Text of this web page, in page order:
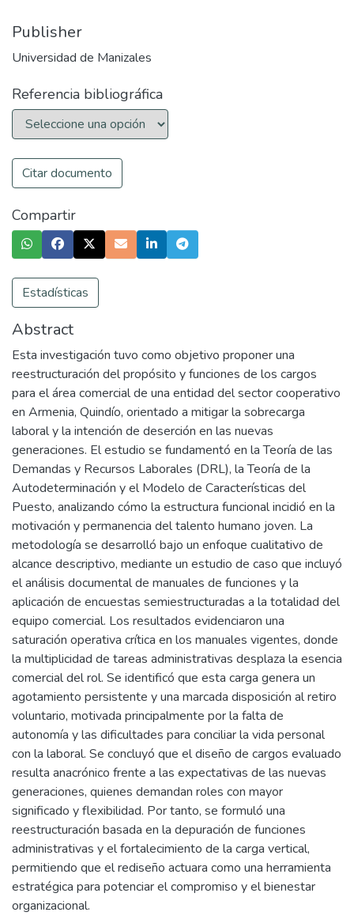
Publisher
Universidad de Manizales
Referencia bibliográfica
Citar documento
Compartir
Estadísticas
Abstract
Esta investigación tuvo como objetivo proponer una
reestructuración del propósito y funciones de los cargos
para el área comercial de una entidad del sector cooperativo
en Armenia, Quindío, orientado a mitigar la sobrecarga
laboral y la intención de deserción en las nuevas
generaciones. El estudio se fundamentó en la Teoría de las
Demandas y Recursos Laborales (DRL), la Teoría de la
Autodeterminación y el Modelo de Características del
Puesto, analizando cómo la estructura funcional incidió en la
motivación y permanencia del talento humano joven. La
metodología se desarrolló bajo un enfoque cualitativo de
alcance descriptivo, mediante un estudio de caso que incluyó
el análisis documental de manuales de funciones y la
aplicación de encuestas semiestructuradas a la totalidad del
equipo comercial. Los resultados evidenciaron una
saturación operativa crítica en los manuales vigentes, donde
la multiplicidad de tareas administrativas desplaza la esencia
comercial del rol. Se identificó que esta carga genera un
agotamiento persistente y una marcada disposición al retiro
voluntario, motivada principalmente por la falta de
autonomía y las dificultades para conciliar la vida personal
con la laboral. Se concluyó que el diseño de cargos evaluado
resulta anacrónico frente a las expectativas de las nuevas
generaciones, quienes demandan roles con mayor
significado y flexibilidad. Por tanto, se formuló una
reestructuración basada en la depuración de funciones
administrativas y el fortalecimiento de la carga vertical,
permitiendo que el rediseño actuara como una herramienta
estratégica para potenciar el compromiso y el bienestar
organizacional.